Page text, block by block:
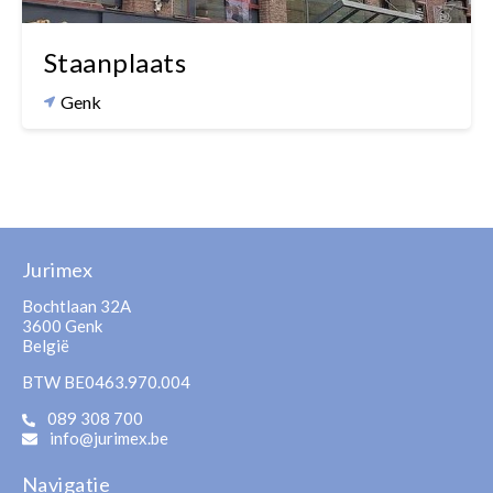
Staanplaats
Genk
Jurimex
Bochtlaan 32A
3600 Genk
België
BTW BE0463.970.004
089 308 700
info@jurimex.be
Navigatie